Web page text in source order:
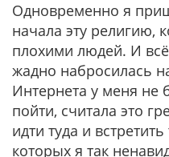
Одновременно я
начала эту религию,
плохими людей. И
жадно набросилась
Интернета у меня не
пойти, считала это
идти туда и
которых я так